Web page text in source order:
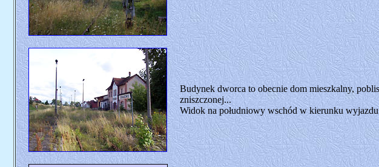
Budynek dworca to obecnie dom mieszkalny,
zniszczonej...
Widok na południowy wschód w kierunku